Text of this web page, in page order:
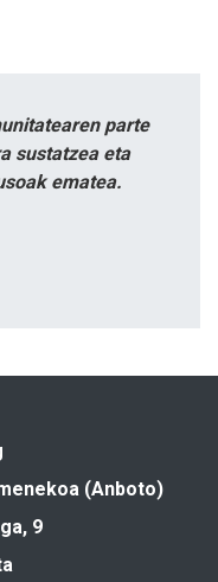
parte
sustatzea eta
ematea.
(Anboto)
9